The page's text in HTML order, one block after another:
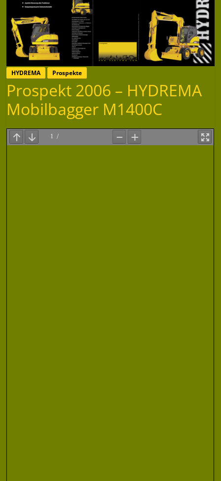
HYDREMA Prospekte
Prospekt 2006 – HYDREMA
Mobilbagger M1400C